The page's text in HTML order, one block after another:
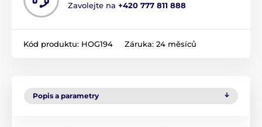
Zavolejte na +420 777 811 888
Kód produktu: HOG194 Záruka: 24 měsíců
Popis a parametry